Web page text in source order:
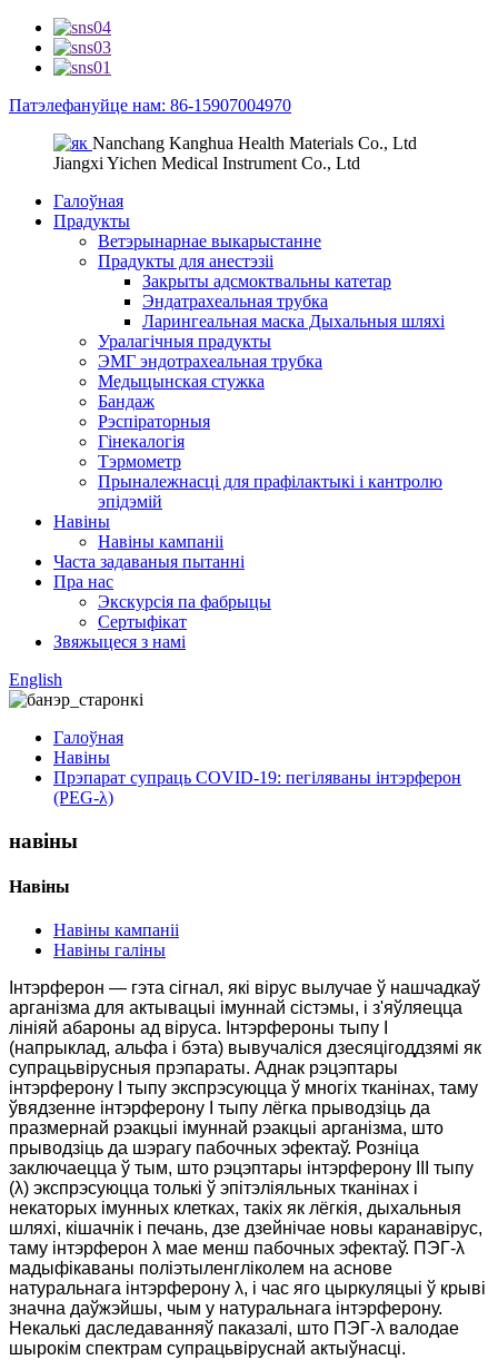
Патэлефануйце нам: 86-15907004970
Nanchang Kanghua Health Materials Co., Ltd
Jiangxi Yichen Medical Instrument Co., Ltd
Галоўная
Прадукты
Ветэрынарнае выкарыстанне
Прадукты для анестэзіі
Закрыты адсмоктвальны катетар
Эндатрахеальная трубка
Ларингеальная маска Дыхальныя шляхі
Уралагічныя прадукты
ЭМГ эндотрахеальная трубка
Медыцынская стужка
Бандаж
Рэспіраторныя
Гінекалогія
Тэрмометр
Прыналежнасці для прафілактыкі і кантролю
эпідэмій
Навіны
Навіны кампаніі
Часта задаваныя пытанні
Пра нас
Экскурсія па фабрыцы
Сертыфікат
Звяжыцеся з намі
English
Галоўная
Навіны
Прэпарат супраць COVID-19: пегіляваны інтэрферон
(PEG-λ)
навіны
Навіны
Навіны кампаніі
Навіны галіны
Інтэрферон — гэта сігнал, які вірус вылучае ў нашчадкаў
арганізма для актывацыі імуннай сістэмы, і з'яўляецца
лініяй абароны ад віруса. Інтэрфероны тыпу I
(напрыклад, альфа і бэта) вывучаліся дзесяцігоддзямі як
супрацьвірусныя прэпараты. Аднак рэцэптары
інтэрферону I тыпу экспрэсуюцца ў многіх тканінах, таму
ўвядзенне інтэрферону I тыпу лёгка прыводзіць да
празмернай рэакцыі імуннай рэакцыі арганізма, што
прыводзіць да шэрагу пабочных эфектаў. Розніца
заключаецца ў тым, што рэцэптары інтэрферону III тыпу
(λ) экспрэсуюцца толькі ў эпітэліяльных тканінах і
некаторых імунных клетках, такіх як лёгкія, дыхальныя
шляхі, кішачнік і печань, дзе дзейнічае новы каранавірус,
таму інтэрферон λ мае менш пабочных эфектаў. ПЭГ-λ
мадыфікаваны поліэтыленгліколем на аснове
натуральнага інтэрферону λ, і час яго цыркуляцыі ў крыві
значна даўжэйшы, чым у натуральнага інтэрферону.
Некалькі даследаванняў паказалі, што ПЭГ-λ валодае
шырокім спектрам супрацьвіруснай актыўнасці.